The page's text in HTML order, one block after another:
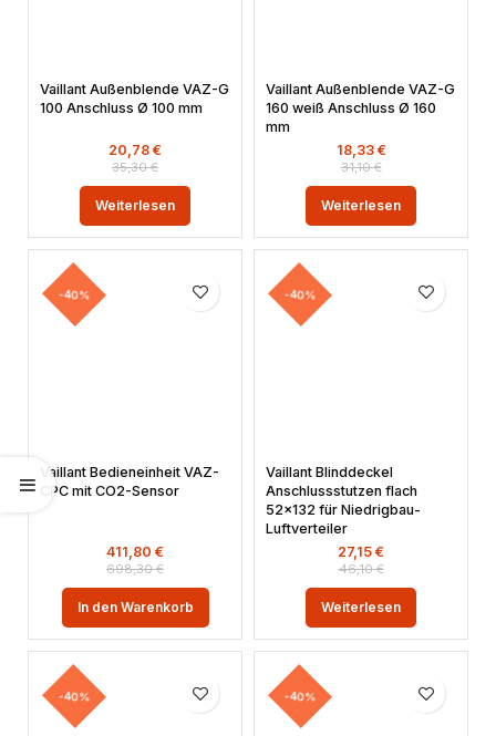
Vaillant Außenblende VAZ-G
100 Anschluss Ø 100 mm
35,30€
20,78 €
Weiterlesen
Vaillant Außenblende VAZ-G
160 weiß Anschluss Ø 160
mm
31,10€
18,33 €
Weiterlesen
-40%
Vaillant Bedieneinheit VAZ-
CPC mit CO2-Sensor
698,30€
411,80 €
In den Warenkorb
-40%
Vaillant Blinddeckel
Anschlussstutzen flach
52×132 für Niedrigbau-
Luftverteiler
46,10€
27,15 €
Weiterlesen
-40% -40%